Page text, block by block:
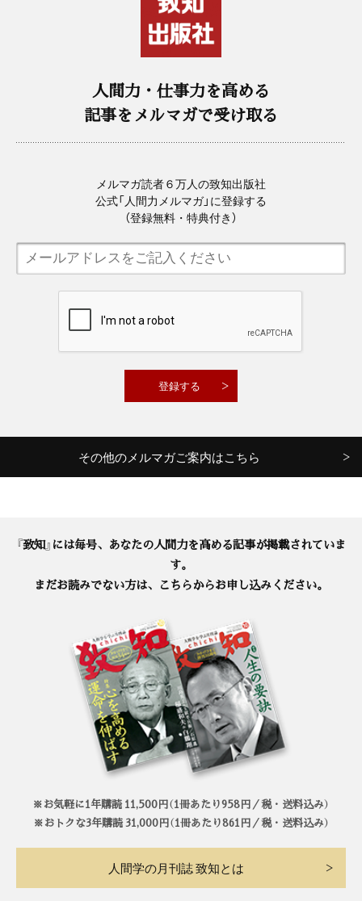
人間力・仕事力を高める
記事をメルマガで受け取る
メルマガ読者６万人の致知出版社
公式「人間力メルマガ」に登録する
（登録無料・特典付き）
その他のメルマガご案内はこちら
『致知』には毎号、あなたの人間力を高める記事が掲載されていま
す。
まだお読みでない方は、こちらからお申し込みください。
※お気軽に1年購読 11,500円（1冊あたり958円／税・送料込み）
※おトクな3年購読 31,000円（1冊あたり861円／税・送料込み）
人間学の月刊誌 致知とは